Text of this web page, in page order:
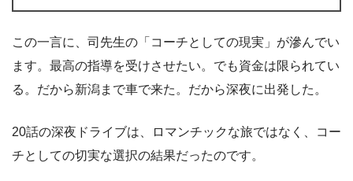
この一言に、司先生の「コーチとしての現実」が滲んでい
ます。最高の指導を受けさせたい。でも資金は限られてい
る。だから新潟まで車で来た。だから深夜に出発した。
20話の深夜ドライブは、ロマンチックな旅ではなく、コー
チとしての切実な選択の結果だったのです。